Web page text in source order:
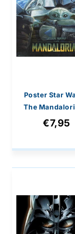
Poster Star
The
Hyperspace
61x91,5cm
€7,95